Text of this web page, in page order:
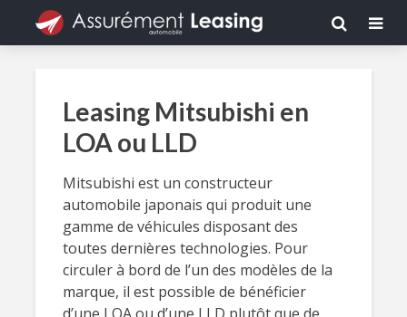
Leasing Mitsubishi en
LOA ou LLD
Mitsubishi est un constructeur
automobile japonais qui produit une
gamme de véhicules disposant des
toutes dernières technologies. Pour
circuler à bord de l’un des modèles de la
marque, il est possible de bénéficier